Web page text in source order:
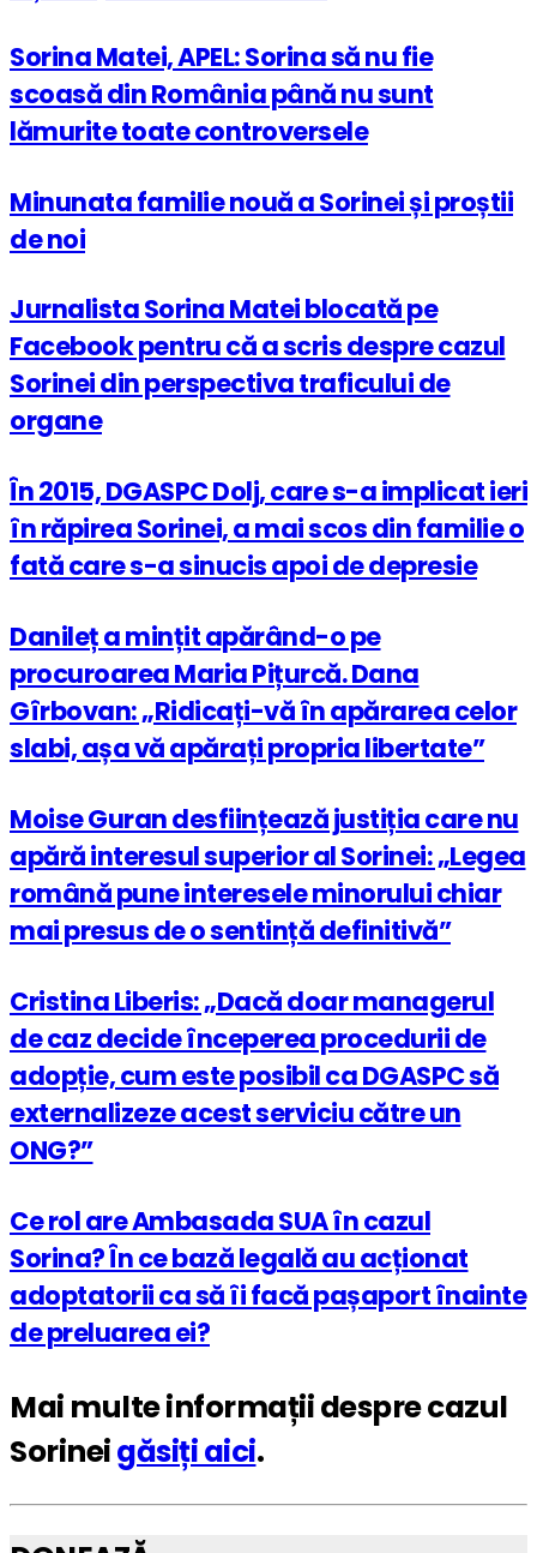
Sorina Matei, APEL: Sorina să nu fie
scoasă din România până nu sunt
lămurite toate controversele
Minunata familie nouă a Sorinei și proștii
de noi
Jurnalista Sorina Matei blocată pe
Facebook pentru că a scris despre cazul
Sorinei din perspectiva traficului de
organe
În 2015, DGASPC Dolj, care s-a implicat ieri
în răpirea Sorinei, a mai scos din familie o
fată care s-a sinucis apoi de depresie
Danileț a mințit apărând-o pe
procuroarea Maria Pițurcă. Dana
Gîrbovan: „Ridicați-vă în apărarea celor
slabi, așa vă apărați propria libertate”
Moise Guran desființează justiția care nu
apără interesul superior al Sorinei: „Legea
română pune interesele minorului chiar
mai presus de o sentință definitivă”
Cristina Liberis: „Dacă doar managerul
de caz decide începerea procedurii de
adopție, cum este posibil ca DGASPC să
externalizeze acest serviciu către un
ONG?”
Ce rol are Ambasada SUA în cazul
Sorina? În ce bază legală au acționat
adoptatorii ca să îi facă pașaport înainte
de preluarea ei?
Mai multe informații despre cazul
Sorineigăsiți aici.